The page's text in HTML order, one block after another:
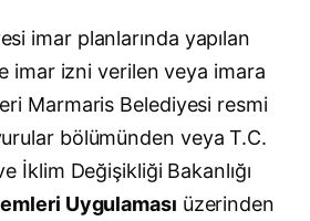
imar planlarında yapılan
imar izni verilen veya imara
Marmaris Belediyesi resmi
bölümünden veya T.C.
İklim Değişikliği Bakanlığı
Uygulaması üzerinden